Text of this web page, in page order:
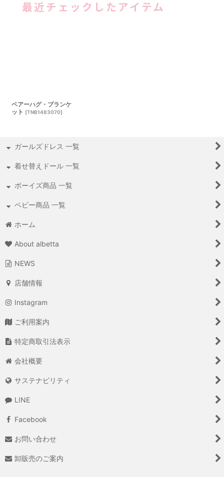
最近チェックしたアイテム
ベアーハグ・ブランケ
ット [TNB1483070]
ガールズドレス 一覧
着せ替えドール 一覧
ボーイズ商品 一覧
ベビー商品 一覧
ホーム
About albetta
NEWS
店舗情報
Instagram
ご利用案内
特定商取引法表示
会社概要
サステナビリティ
LINE
Facebook
お問い合わせ
卸販売のご案内